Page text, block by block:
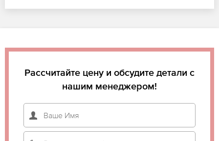
Рассчитайте цену и обсудите детали с
нашим менеджером!